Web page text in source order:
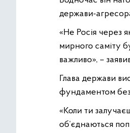
держави-
«Не Росія через
мирного саміту
важливо», –
Глава держави
фундаментом
«Коли ти
об’єднаються